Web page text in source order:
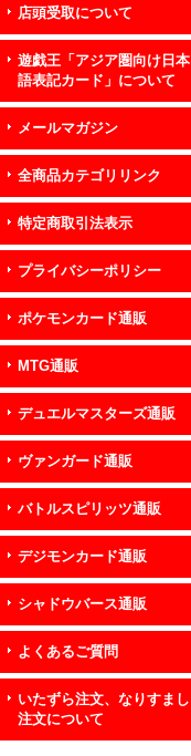
店頭受取について
遊戯王「アジア圏向け日本
語表記カード」について
メールマガジン
全商品カテゴリリンク
特定商取引法表示
プライバシーポリシー
ポケモンカード通販
MTG通販
デュエルマスターズ通販
ヴァンガード通販
バトルスピリッツ通販
デジモンカード通販
シャドウバース通販
よくあるご質問
いたずら注文、なりすまし
注文について